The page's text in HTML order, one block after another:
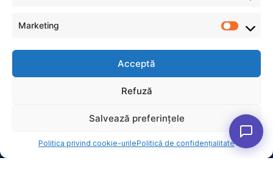
Marketing
Acceptă
Refuză
Salvează preferințele
Politica privind cookie-urilePolitică de confidențialitate
Politica privind cookie-urile (UE)
Str. Dr. Clunet 9, Sector 5,
1